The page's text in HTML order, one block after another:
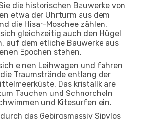
die historischen Bauwerke von
etwa der Uhrturm aus dem
die Hisar-Moschee zählen.
gleichzeitig auch den Hügel
auf dem etliche Bauwerke aus
Epochen stehen.
einen Leihwagen und fahren
Traumstrände entlang der
Das kristallklare
Tauchen und Schnorcheln
und Kitesurfen ein.
das Gebirgsmassiv Sipylos